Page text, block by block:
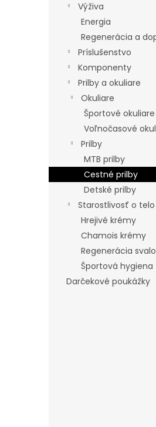
Výživa
Energia
Regenerácia a
Príslušenstvo
Komponenty
Prilby a okuliare
Okuliare
Športové okuliare
Voľnočasové
Prilby
MTB prilby
Cestné prilby
Detské prilby
Starostlivosť o telo
Hrejivé krémy
Chamois krémy
Regenerácia
Športová hygiena
Darčekové poukážky